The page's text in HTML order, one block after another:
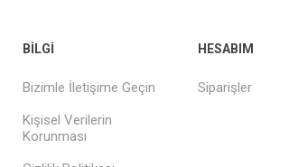
BILGI
Bizimle İletişime Geçin
Kişisel Verilerin
Korunması
HESABIM
Siparişler